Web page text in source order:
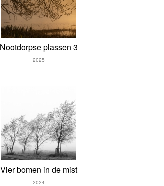
Nootdorpse plassen 3
2025
Vier bomen in de mist
2024